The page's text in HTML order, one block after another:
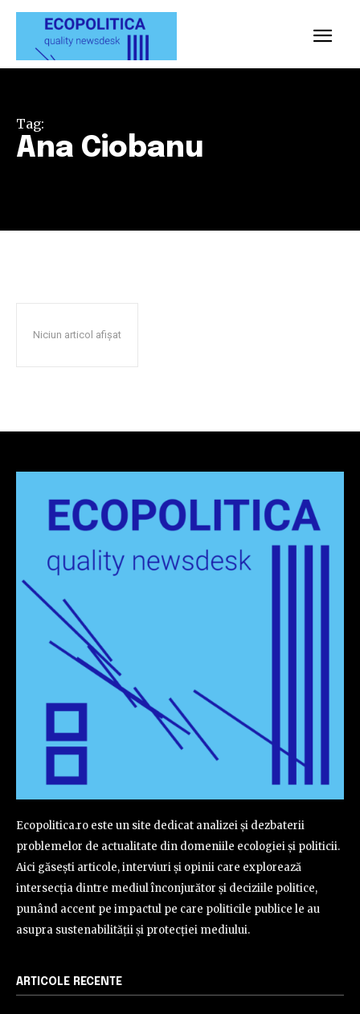
Tag:
Ana Ciobanu
Niciun articol afișat
Ecopolitica.ro este un site dedicat analizei și dezbaterii
problemelor de actualitate din domeniile ecologiei și politicii.
Aici găsești articole, interviuri și opinii care explorează
intersecția dintre mediul înconjurător și deciziile politice,
punând accent pe impactul pe care politicile publice le au
asupra sustenabilității și protecției mediului.
ARTICOLE RECENTE